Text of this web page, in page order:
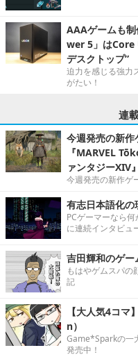
AAAゲームも
wer 5」はCore
デスクトップ”
迫力を感じる強力
がたい！
連
今週発売の新
『MARVEL
ァンタジーXIV
今週発売の新作ゲ
有志日本語化の
PCゲーマーなら
に連続インタビュ
吉田輝和のゲ
もはやゲムスパの
記
【大人気4コ
n）
Game*Sparkの一
発売中！